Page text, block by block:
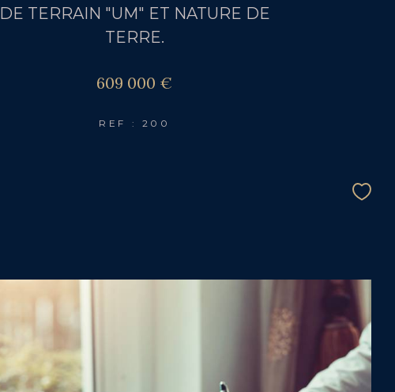
DE TERRAIN "UM" ET NATURE DE
TERRE.
609 000 €
REF : 200